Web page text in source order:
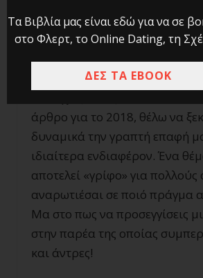
Καλή χρονιά σε όλους τους
Men’s Bible με υγεία, ευτυχία
επιτυχίες! Μιας και αυτό
άρθρο για το 2018, θέλω να
δυναμικά την γραπτή επαφή
ιδιαίτερα ενδιαφέρον. Ένα
αποτελεί «γρίφο» για
αναρωτιέσαι σε ποιό πράγμα
Μα στο πως να προσεγγίσεις
στην παρέα της οποίας
και άντρες!
Τα Βιβλία μας είναι εδώ για να σε
στο Φλερτ, το Online Dating, τη
ΔΕΣ ΤΑ EBOOK